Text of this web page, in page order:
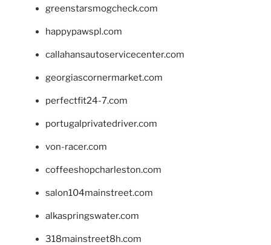
greenstarsmogcheck.com
happypawspl.com
callahansautoservicecenter.com
georgiascornermarket.com
perfectfit24-7.com
portugalprivatedriver.com
von-racer.com
coffeeshopcharleston.com
salon104mainstreet.com
alkaspringswater.com
318mainstreet8h.com